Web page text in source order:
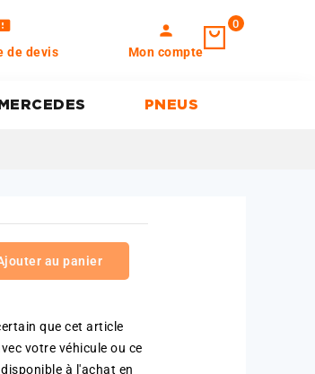
de devis
person
Mon compte
0
MERCEDES PNEUS
au panier
que cet article
votre véhicule ou ce
à l'achat en